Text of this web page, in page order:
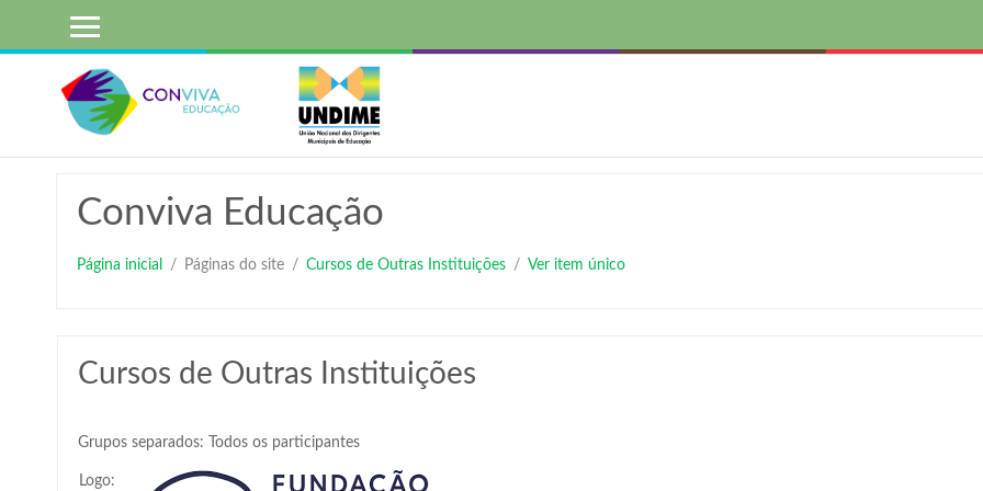
principal
Conviva Educação
Página inicial Páginas do site Cursos de Outras Instituições Ver item único
Cursos de Outras Instituições
Grupos separados: Todos os participantes
Logo: